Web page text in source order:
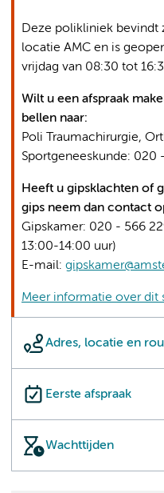
Adres, locatie en
Eerste afspraak
Wachttijden
Deze polikliniek bevindt
locatie AMC en is
vrijdag van 08:30 tot
Wilt u een afspraak
bellen naar:
Poli Traumachirurgie,
Sportgeneeskunde: 020
Heeft u gipsklachten of
gips neem dan contact
Gipskamer: 020 - 566
13:00-14:00 uur)
E-mail:
Meer informatie over dit